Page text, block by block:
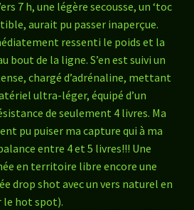
7 h, une légère secousse, un ‘toc
aurait pu passer inaperçue.
ressenti le poids et la
bout de la ligne. S’en est suivi un
chargé d’adrénaline, mettant
ultra-léger, équipé d’un
de seulement 4 livres. Ma
pu puiser ma capture qui à ma
entre 4 et 5 livres!!! Une
en territoire libre encore une
drop shot avec un vers naturel en
le hot spot).